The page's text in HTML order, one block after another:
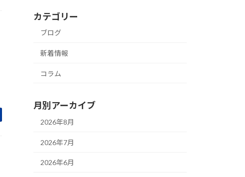
カテゴリー
ブログ
新着情報
コラム
月別アーカイブ
2026年8月
2026年7月
2026年6月